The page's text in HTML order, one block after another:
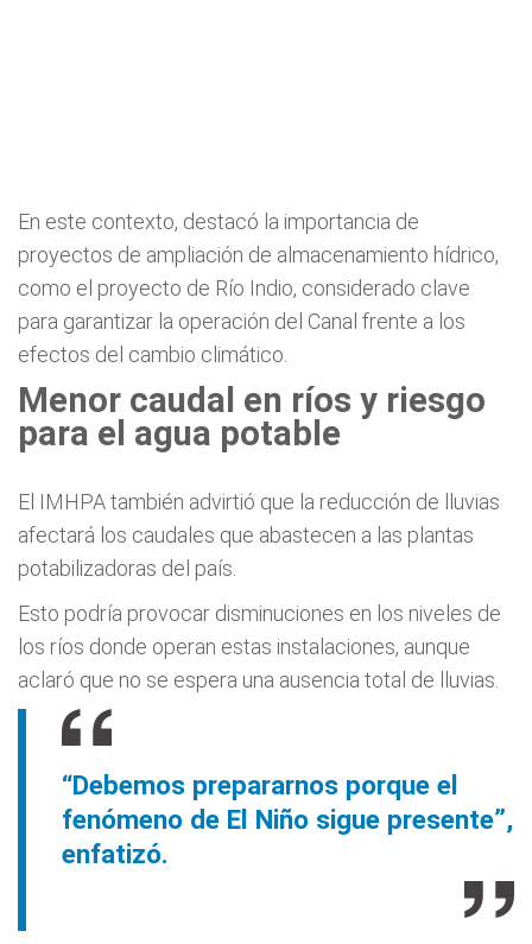
En este contexto, destacó la importancia de
proyectos de ampliación de almacenamiento hídrico,
como el proyecto de Río Indio, considerado clave
para garantizar la operación del Canal frente a los
efectos del cambio climático.
Menor caudal en ríos y riesgo
para el agua potable
El IMHPA también advirtió que la reducción de lluvias
afectará los caudales que abastecen a las plantas
potabilizadoras del país.
Esto podría provocar disminuciones en los niveles de
los ríos donde operan estas instalaciones, aunque
aclaró que no se espera una ausencia total de lluvias.
“Debemos prepararnos porque el
fenómeno de El Niño sigue presente”,
enfatizó.